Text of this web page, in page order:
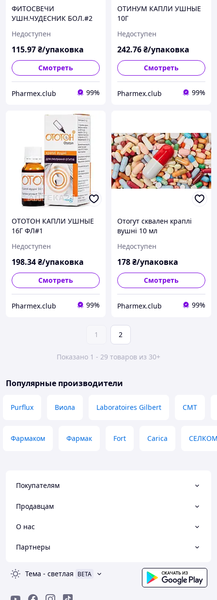
ФИТОСВЕЧИ
УШН.ЧУДЕСНИК БОЛ.#2
Недоступен
115.97₴/упаковка
Смотреть
Pharmex.club 99%
ОТИНУМ КАПЛИ УШНЫЕ
10Г
Недоступен
242.76₴/упаковка
Смотреть
Pharmex.club 99%
ОТОТОН КАПЛИ УШНЫЕ
16Г ФЛ#1
Недоступен
198.34₴/упаковка
Смотреть
Pharmex.club 99%
Отогут сквален краплі
вушні 10 мл
Недоступен
178₴/упаковка
Смотреть
Pharmex.club 99%
1 2
Показано 1 - 29 товаров из 30+
Популярные производители
Purflux Виола Laboratoires Gilbert СМТ
Фармаком Фармак Fort Carica
Покупателям
Продавцам
О нас
Партнеры
Тема - светлая BETA